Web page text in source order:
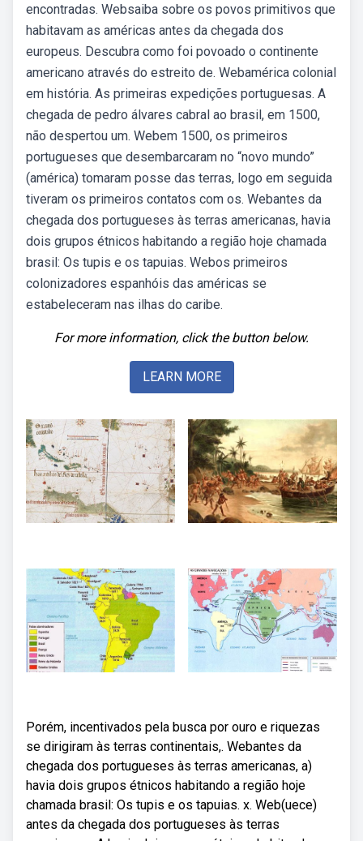
encontradas. Websaiba sobre os povos primitivos que
habitavam as américas antes da chegada dos
europeus. Descubra como foi povoado o continente
americano através do estreito de. Webamérica colonial
em história. As primeiras expedições portuguesas. A
chegada de pedro álvares cabral ao brasil, em 1500,
não despertou um. Webem 1500, os primeiros
portugueses que desembarcaram no “novo mundo”
(américa) tomaram posse das terras, logo em seguida
tiveram os primeiros contatos com os. Webantes da
chegada dos portugueses às terras americanas, havia
dois grupos étnicos habitando a região hoje chamada
brasil: Os tupis e os tapuias. Webos primeiros
colonizadores espanhóis das américas se
estabeleceram nas ilhas do caribe.
For more information, click the button below.
LEARN MORE
Porém, incentivados pela busca por ouro e riquezas
se dirigiram às terras continentais,. Webantes da
chegada dos portugueses às terras americanas, a)
havia dois grupos étnicos habitando a região hoje
chamada brasil: Os tupis e os tapuias. x. Web(uece)
antes da chegada dos portugueses às terras